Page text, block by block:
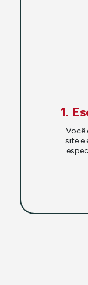
1.
Você
site e